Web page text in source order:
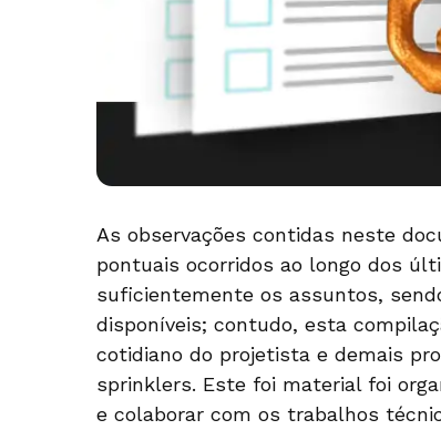
As observações contidas neste
pontuais ocorridos ao longo dos
suficientemente os assuntos,
disponíveis; contudo, esta
cotidiano do projetista e demais
sprinklers. Este foi material foi
e colaborar com os trabalhos